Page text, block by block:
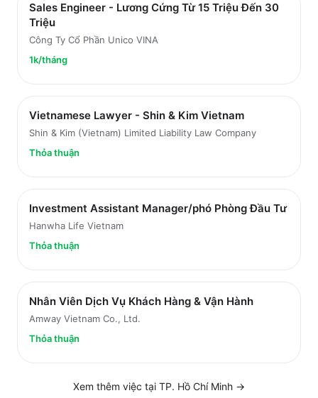
Sales Engineer - Lương Cứng Từ 15 Triệu Đến 30
Triệu
Công Ty Cổ Phần Unico VINA
1k/tháng
Vietnamese Lawyer - Shin & Kim Vietnam
Shin & Kim (Vietnam) Limited Liability Law Company
Thỏa thuận
Investment Assistant Manager/phó Phòng Đầu Tư
Hanwha Life Vietnam
Thỏa thuận
Nhân Viên Dịch Vụ Khách Hàng & Vận Hành
Amway Vietnam Co., Ltd.
Thỏa thuận
Xem thêm việc tại TP. Hồ Chí Minh →